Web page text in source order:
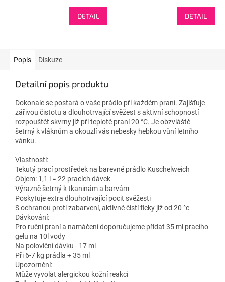
DETAIL DETAIL
Popis Diskuze
Detailní popis produktu
Dokonale se postará o vaše prádlo při každém praní. Zajišťuje
zářivou čistotu a dlouhotrvající svěžest s aktivní schopností
rozpouštět skvrny již při teplotě praní 20 °C. Je obzvláště
šetrný k vláknům a okouzlí vás nebesky hebkou vůní letního
vánku.
Vlastnosti:
Tekutý prací prostředek na barevné prádlo Kuschelweich
Objem: 1,1 l = 22 pracích dávek
Výrazně šetrný k tkaninám a barvám
Poskytuje extra dlouhotrvající pocit svěžesti
S ochranou proti zabarvení, aktivně čistí fleky již od 20 °c
Dávkování:
Pro ruční praní a namáčení doporučujeme přidat 35 ml pracího
gelu na 10l vody
Na poloviční dávku - 17 ml
Při 6-7 kg prádla + 35 ml
Upozornění:
Může vyvolat alergickou kožní reakci